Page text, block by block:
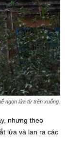
ngọn lửa từ trên xuống.
nhưng theo
lửa và lan ra các